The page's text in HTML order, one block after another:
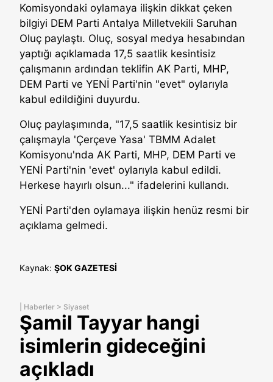
Komisyondaki oylamaya ilişkin dikkat çeken
bilgiyi DEM Parti Antalya Milletvekili Saruhan
Oluç paylaştı. Oluç, sosyal medya hesabından
yaptığı açıklamada 17,5 saatlik kesintisiz
çalışmanın ardından teklifin AK Parti, MHP,
DEM Parti ve YENİ Parti'nin "evet" oylarıyla
kabul edildiğini duyurdu.
Oluç paylaşımında, "17,5 saatlik kesintisiz bir
çalışmayla 'Çerçeve Yasa' TBMM Adalet
Komisyonu'nda AK Parti, MHP, DEM Parti ve
YENİ Parti'nin 'evet' oylarıyla kabul edildi.
Herkese hayırlı olsun..." ifadelerini kullandı.
YENİ Parti'den oylamaya ilişkin henüz resmi bir
açıklama gelmedi.
Kaynak: ŞOK GAZETESİ
Haberler > Siyaset
Şamil Tayyar hangi
isimlerin gideceğini
açıkladı